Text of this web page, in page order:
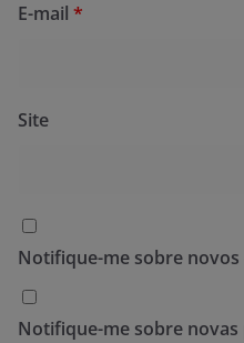
E-mail *
Site
Notifique-me sobre
Notifique-me sobre